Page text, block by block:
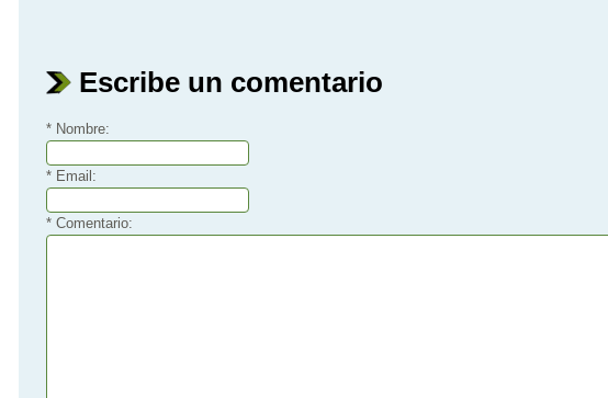
Escribe un comentario
* Nombre:
* Email:
* Comentario: